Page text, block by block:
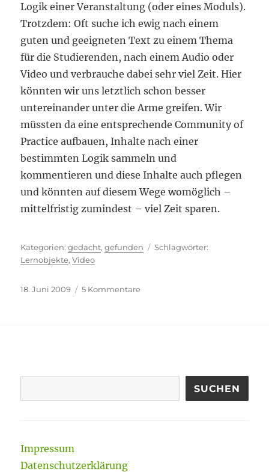
Logik einer Veranstaltung (oder eines Moduls).
Trotzdem: Oft suche ich ewig nach einem
guten und geeigneten Text zu einem Thema
für die Studierenden, nach einem Audio oder
Video und verbrauche dabei sehr viel Zeit. Hier
könnten wir uns letztlich schon besser
untereinander unter die Arme greifen. Wir
müssten da eine entsprechende Community of
Practice aufbauen, Inhalte nach einer
bestimmten Logik sammeln und
kommentieren und diese Inhalte auch pflegen
und könnten auf diesem Wege womöglich –
mittelfristig zumindest – viel Zeit sparen.
Kategorien
gedacht,gefunden
Lernobjekte,Video
Veröffentlicht
18. Juni 2009 5 Kommentarezu
SUCHEN
Impressum
Datenschutzerklärung